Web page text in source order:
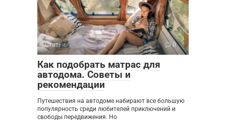
Статьи 0
Как подобрать матрас для
автодома. Советы и
рекомендации
Путешествия на автодоме набирают все большую
популярность среди любителей приключений и
свободы передвижения. Но